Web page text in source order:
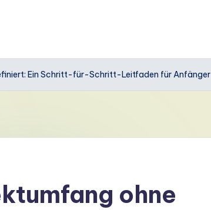
Ein Schritt-für-Schritt-Leitfaden für Anfänger
ohne